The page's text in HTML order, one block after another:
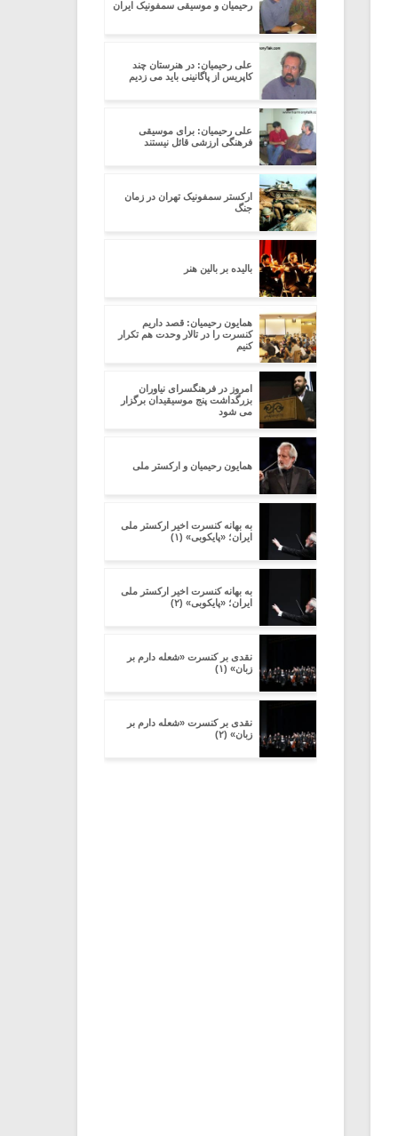
رحیمیان و موسیقی سمفونیک ایران
علی رحیمیان: در هنرستان چند
کاپریس از پاگانینی باید می زدیم
علی رحیمیان: برای موسیقی
فرهنگی ارزشی قائل نیستند
ارکستر سمفونیک تهران در زمان
جنگ
بالیده بر بالین هنر
همایون رحیمیان: قصد داریم
کنسرت را در تالار وحدت هم تکرار
کنیم
امروز در فرهنگسرای نیاوران
بزرگداشت پنج موسیقیدان برگزار
می شود
همایون رحیمیان و ارکستر ملی
به بهانه کنسرت اخیر ارکستر ملی
ایران؛ «پایکوبی» (۱)
به بهانه کنسرت اخیر ارکستر ملی
ایران؛ «پایکوبی» (۲)
نقدی بر کنسرت «شعله دارم بر
زبان» (۱)
نقدی بر کنسرت «شعله دارم بر
زبان» (۲)